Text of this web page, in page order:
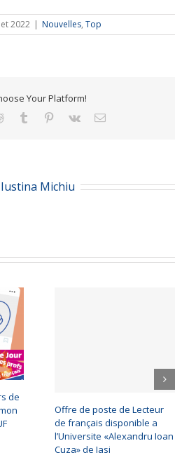
2022 | Nouvelles, Top
Your Platform!
reddit tumblr pinterest
vk Email
Iustina Michiu
de
Offre de poste de Lecteur
de français disponible a
l’Universite «Alexandru Ioan
Cuza» de Iasi